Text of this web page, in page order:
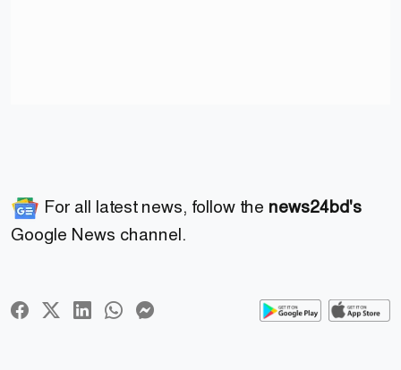
For all latest news, follow the news24bd's
Google News channel.